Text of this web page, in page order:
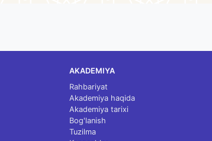
AKADEMIYA
Rahbariyat
Akademiya haqida
Akademiya tarixi
Bog'lanish
Tuzilma